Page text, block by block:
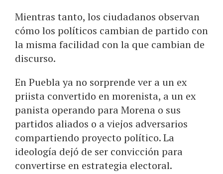
Mientras tanto, los ciudadanos observan
cómo los políticos cambian de partido con
la misma facilidad con la que cambian de
discurso.
En Puebla ya no sorprende ver a un ex
priista convertido en morenista, a un ex
panista operando para Morena o sus
partidos aliados o a viejos adversarios
compartiendo proyecto político. La
ideología dejó de ser convicción para
convertirse en estrategia electoral.